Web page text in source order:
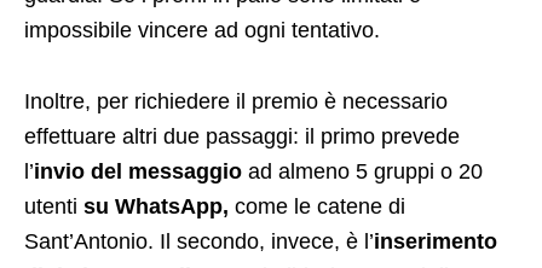
impossibile vincere ad ogni tentativo.
Inoltre, per richiedere il premio è necessario
effettuare altri due passaggi: il primo prevede
l’invio del messaggio ad almeno 5 gruppi o 20
utenti su WhatsApp, come le catene di
Sant’Antonio. Il secondo, invece, è l’inserimento